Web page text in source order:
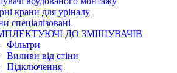
крани для уріналу
спеціалізовані
ДО ЗМІШУВАЧІВ
Фільтри
Виливи від стіни
Підключення